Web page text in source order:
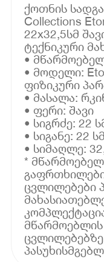
ქოთნის
Collections
22x32,5სმ
ტექნიკური
•
• მოდელი:
ფიზიკური
• მასალა:
• ფერი: შავი
• სიგრძე: 22
• სიგანე: 22 სმ
• სიმაღლე:
*
ცვლილებები
ცვლილებებზე